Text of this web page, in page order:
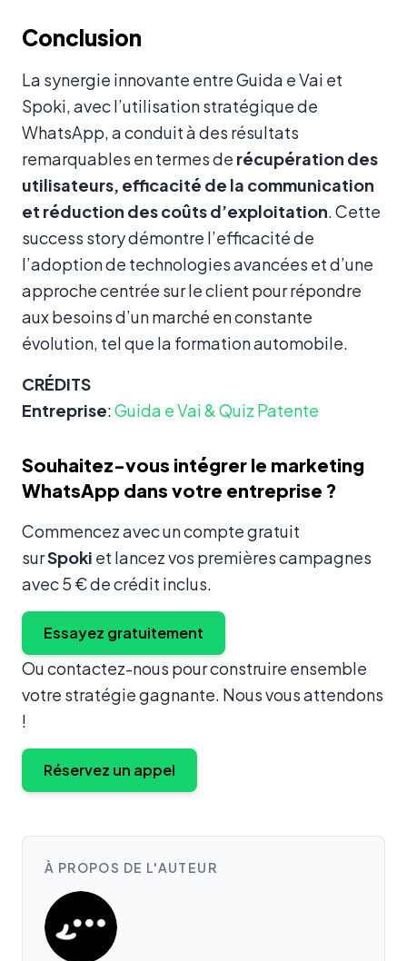
Conclusion
La synergie innovante entre Guida e Vai et
Spoki, avec l’utilisation stratégique de
WhatsApp, a conduit à des résultats
remarquables en termes de récupération des
utilisateurs, efficacité de la communication
et réduction des coûts d’exploitation. Cette
success story démontre l’efficacité de
l’adoption de technologies avancées et d’une
approche centrée sur le client pour répondre
aux besoins d’un marché en constante
évolution, tel que la formation automobile.
CRÉDITS
Entreprise:Guida e Vai & Quiz Patente
Souhaitez-vous intégrer le marketing
WhatsApp dans votre entreprise ?
Commencez avec un compte gratuit
surSpoki et lancez vos premières campagnes
avec 5 € de crédit inclus.
Essayez gratuitement
Ou contactez-nous pour construire ensemble
votre stratégie gagnante. Nous vous attendons
!
Réservez un appel
À PROPOS DE L'AUTEUR